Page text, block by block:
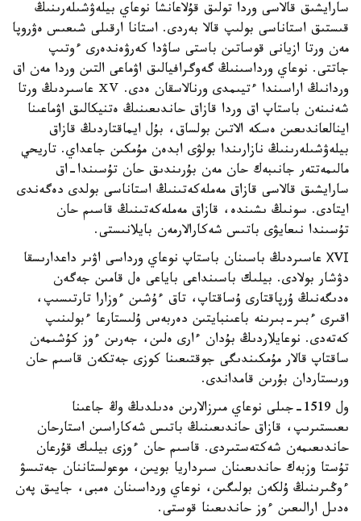
سارايشىق قالاسى وردا تولىق قۇلاعانشا نوعاي بيلەۋشىلەرىنىڭ
قىستىق استاناسى بولىپ قالا بەردى. استانا ارقىلى شىعىس ەۋروپا
مەن ورتا ازيانى قوساتىن باستى ساۋدا كەرۋەندەرى ءوتىپ
جاتتى. نوعاي ورداسىنىڭ گەوگرافيالىق اۋماعى التىن وردا مەن اق
وردانىڭ اراسىندا ءتيىمدى ورنالاسقان ەدى. ⅩⅤ عاسىردىڭ ورتا
شەنىنەن باستاپ اق وردا قازاق حاندىعىنىڭ ەتنيكالىق اۋماعىنا
اينالعاندىعىن ەسكە الاتىن بولساق، بۇل ايماقتاردىڭ قازاق
بيلەۋشىلەرىنىڭ نازارىندا بولۋى ابدەن مۇمكىن جاعداي. تاريحي
مالىمەتتەر جانىبەك حان مەن بۇرىندىق حان تۇسىندا-اق
سارايشىق قالاسى قازاق مەملەكەتىنىڭ استاناسى بولدى دەگەندى
ايتادى. سونىڭ ىشىندە، قازاق مەملەكەتىنىڭ قاسىم حان
تۇسىندا نىعايۋى باتىس شەكارالارمەن بايلانىستى.
ХVІ عاسىردىڭ باسىنان باستاپ نوعاي ورداسى اۋىر داعدارىسقا
دۋشار بولادى. بيلىك باسىنداعى باياعى ەل قامىن جەگەن
ەدىگەنىڭ ۇرپاقتارى ۇساقتاپ، تاق ءۇشىن ءوزارا تارتىسىپ،
اقىرى ءبىر-بىرىنە باعىنبايتىن دەربەس ۇلىستارعا ءبولىنىپ
كەتەدى. نوعايلاردىڭ بۇدان ءارى ەلىن، جەرىن ءوز كۇشىمەن
ساقتاپ قالار مۇمكىندىگى جوقتىعىنا كوزى جەتكەن قاسىم حان
ورىستاردان بۇرىن قامداندى.
ول 1519-جىلى نوعاي مىرزالارىن ەدىلدىڭ وڭ جاعىنا
ىعىستىرىپ، قازاق حاندىعىنىڭ باتىس شەكاراسىن استارحان
حاندىعىمەن شەكتەستىردى. قاسىم حان ءوزى بيلىك قۇرعان
تۇستا وزبەك حاندىعىنان سىرداريا بويىن، موعولستاننان جەتىسۋ
ءوڭىرىنىڭ ۇلكەن بولىگىن، نوعاي ورداسىنان ەمبى، جايىق پەن
ەدىل ارالىعىن ءوز حاندىعىنا قوستى.